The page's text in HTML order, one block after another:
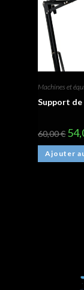
Machines et
Support
60,00€
Ajouter